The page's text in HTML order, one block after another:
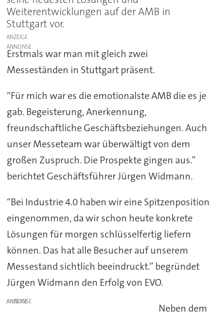
Weiterentwicklungen auf der AMB in
Stuttgart vor.
ANZEIGE
Erstmals war man mit gleich zwei
Messeständen in Stuttgart präsent.
“Für mich war es die emotionalste AMB die es je
gab. Begeisterung, Anerkennung,
freundschaftliche Geschäftsbeziehungen. Auch
unser Messeteam war überwältigt von dem
großen Zuspruch. Die Prospekte gingen aus.”
berichtet Geschäftsführer Jürgen Widmann.
“Bei Industrie 4.0 haben wir eine Spitzenposition
eingenommen, da wir schon heute konkrete
Lösungen für morgen schlüsselfertig liefern
können. Das hat alle Besucher auf unserem
Messestand sichtlich beeindruckt.” begründet
Jürgen Widmann den Erfolg von EVO.
ANZEIGE
Neben dem